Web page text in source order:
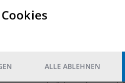
ALLE ABLEHNEN